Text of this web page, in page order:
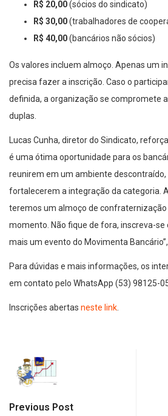
R$ 20,00(sócios do sindicato)
R$ 30,00(trabalhadores de
R$ 40,00(bancários não sócios)
Os valores incluem almoço. Apenas um
precisa fazer a inscrição. Caso o
definida, a organização se compromete
duplas.
Lucas Cunha, diretor do Sindicato,
é uma ótima oportunidade para os
reunirem em um ambiente
fortalecerem a integração da categoria.
teremos um almoço de confraternização
momento. Não fique de fora, inscreva-
mais um evento do Movimenta Bancário”,
Para dúvidas e mais informações, os
em contato pelo WhatsApp (53) 98125-
Inscrições abertas neste link
Previous Post